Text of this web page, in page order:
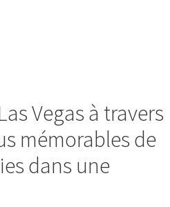
Vegas à travers
mémorables de
dans une